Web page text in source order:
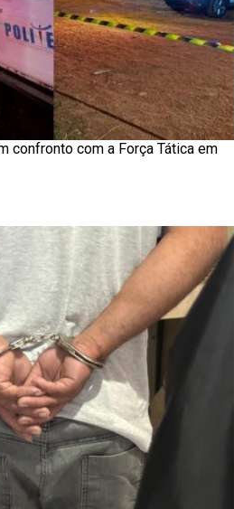
confronto com a Força Tática em